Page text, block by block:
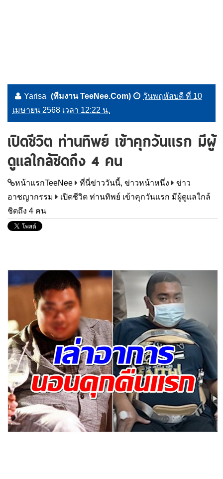
Yarisa (ทีมงาน TeeNee.Com)
วันพฤหัสบดี ที่ 10
เมษายน 2568 เวลา 12:22 น.
เปิดชีวิต ท่านทิพย์ เข้าคุกวันเเรก มีผู้
ดูเเลใกล้ชิดถึง 4 คน
หน้าแรกTeeNee ที่นี่ข่าววันนี้, ข่าวหน้าหนึ่ง
ข่าว
อาชญากรรม
เปิดชีวิต ท่านทิพย์ เข้าคุกวันเเรก มีผู้ดูเเลใกล้
ชิดถึง 4 คน